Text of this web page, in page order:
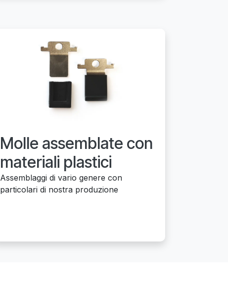
Molle assemblate con
materiali plastici
Assemblaggi di vario genere con
particolari di nostra produzione